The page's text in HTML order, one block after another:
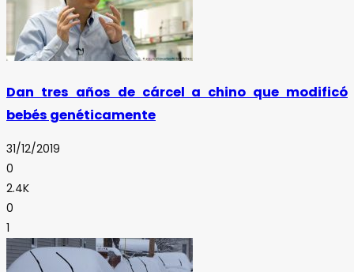
Dan tres años de cárcel a chino que modificó
bebés genéticamente
31/12/2019
0
2.4K
0
1